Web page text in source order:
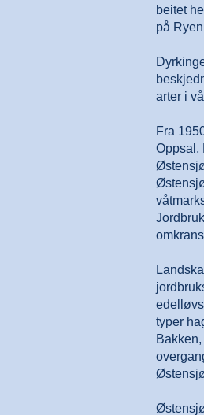
beitet
på
arter i
Fra
Oppsal,
typer